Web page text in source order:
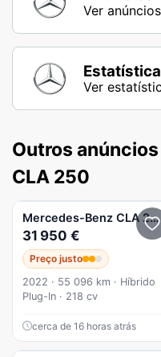
Ver
Ver
Outros
CLA 250
Mercedes-Benz CLA 250
31 950 €
Preço justo
2022 · 55 096 km · Híbrido
Plug-In · 218 cv
cerca de 16 horas atrás